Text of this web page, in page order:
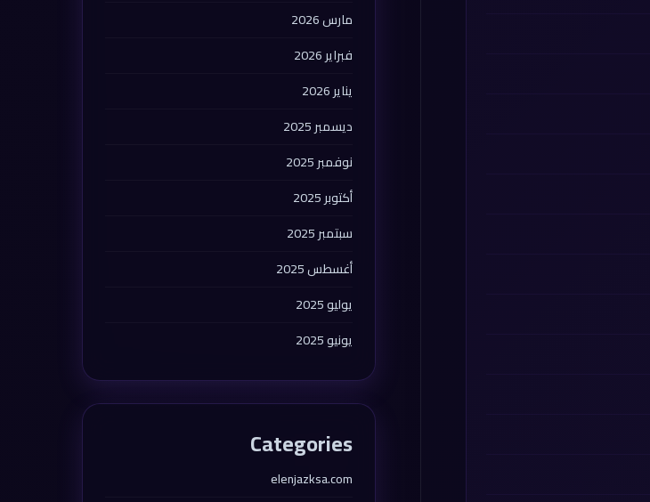
مارس 2026
فبراير 2026
يناير 2026
ديسمبر 2025
نوفمبر 2025
أكتوبر 2025
سبتمبر 2025
أغسطس 2025
يوليو 2025
يونيو 2025
Categories
elenjazksa.com